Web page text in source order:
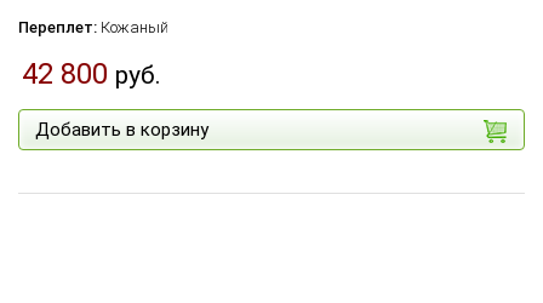
Переплет: Кожаный
42 800 руб.
Добавить в корзину